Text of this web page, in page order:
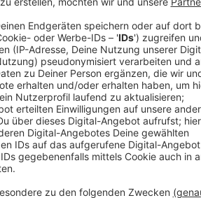
sollen zunächst alle Kinder der
bekommen, bis 2029 dann alle. Die
dem diese Vorgabe umgesetzt
wird keine Einschränkungen geben,
Burkhard Hintzsche